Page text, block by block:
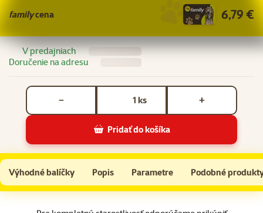
familycena 6,79 €
V predajniach
Doručenie na adresu
ks
− +
Pridať do košíka
Repti Planet žiarovka Infrared HEAT 100W
Do košíka
Výhodné balíčky Popis Parametre Podobné
Na začiatok stránky